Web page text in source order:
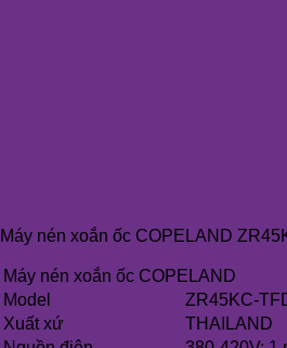
Máy nén xoắn ốc COPELAND
Máy nén xoắn ốc COPELAND
Model
ZR45KC-
Xuất xứ
THAILAND